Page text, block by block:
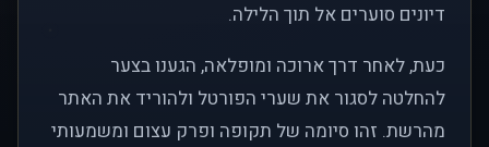
דיונים סוערים אל תוך הלילה.
כעת, לאחר דרך ארוכה ומופלאה, הגענו בצער
להחלטה לסגור את שערי הפורטל ולהוריד את האתר
מהרשת. זהו סיומה של תקופה ופרק עצום ומשמעותי